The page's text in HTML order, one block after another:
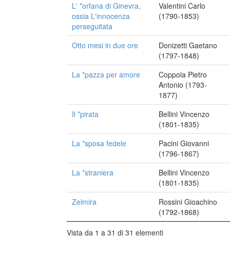
L' *orfana di Ginevra,
ossia L'innocenza
perseguitata
Valentini Carlo
(1790-1853)
Otto mesi in due ore
Donizetti Gaetano
(1797-1848)
La *pazza per amore
Coppola Pietro
Antonio (1793-
1877)
Il *pirata
Bellini Vincenzo
(1801-1835)
La *sposa fedele
Pacini Giovanni
(1796-1867)
La *straniera
Bellini Vincenzo
(1801-1835)
Zelmira
Rossini Gioachino
(1792-1868)
Vista da 1 a 31 di 31 elementi